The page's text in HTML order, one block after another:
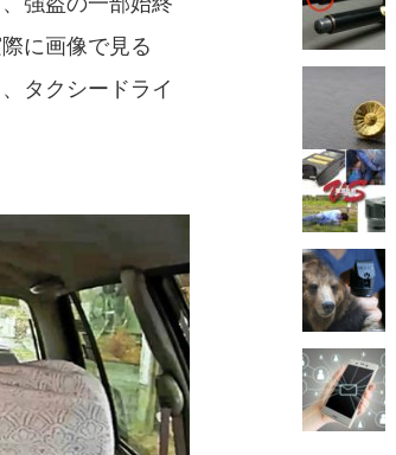
に画像で見る
タクシードライ